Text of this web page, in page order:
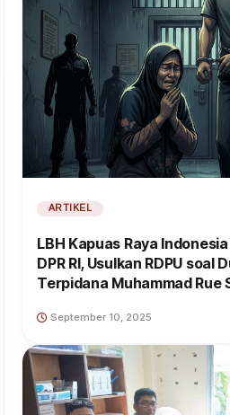
ARTIKEL
LBH Kapuas Raya
DPR RI, Usulkan RDPU soal
Terpidana Muhammad Rue
September 10, 2025